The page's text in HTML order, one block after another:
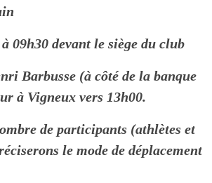
09h30 devant le siège du club
Barbusse (à côté de la banque
à Vigneux vers 13h00.
de participants (athlètes et
le mode de déplacement